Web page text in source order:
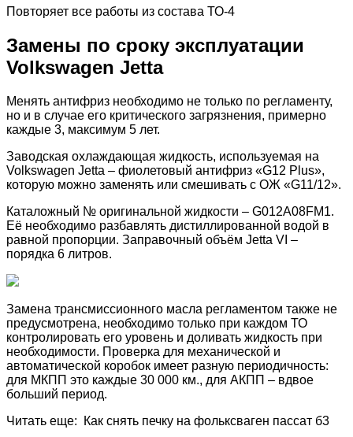
Повторяет все работы из состава ТО-4
Замены по сроку эксплуатации
Volkswagen Jetta
Менять антифриз необходимо не только по регламенту,
но и в случае его критического загрязнения, примерно
каждые 3, максимум 5 лет.
Заводская охлаждающая жидкость, используемая на
Volkswagen Jetta – фиолетовый антифриз «G12 Plus»,
которую можно заменять или смешивать с ОЖ «G11/12».
Каталожный № оригинальной жидкости – G012A08FM1.
Её необходимо разбавлять дистиллированной водой в
равной пропорции. Заправочный объём Jetta VI –
порядка 6 литров.
Замена трансмиссионного масла регламентом также не
предусмотрена, необходимо только при каждом ТО
контролировать его уровень и доливать жидкость при
необходимости. Проверка для механической и
автоматической коробок имеет разную периодичность:
для МКПП это каждые 30 000 км., для АКПП – вдвое
больший период.
Читать еще: Как снять печку на фольксваген пассат б3